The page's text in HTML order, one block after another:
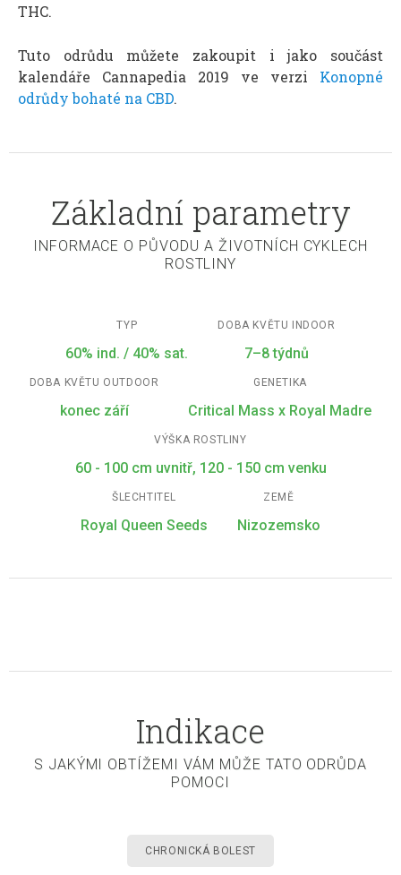
THC.
Tuto odrůdu můžete zakoupit i jako součást
kalendáře Cannapedia 2019 ve verzi Konopné
odrůdy bohaté na CBD.
Základní parametry
INFORMACE O PŮVODU A ŽIVOTNÍCH CYKLECH
ROSTLINY
TYP
60% ind. / 40% sat.
DOBA KVĚTU INDOOR
7–8 týdnů
DOBA KVĚTU OUTDOOR
konec září
GENETIKA
Critical Mass x Royal Madre
VÝŠKA ROSTLINY
60 - 100 cm uvnitř, 120 - 150 cm venku
ŠLECHTITEL
Royal Queen Seeds
ZEMĚ
Nizozemsko
Indikace
S JAKÝMI OBTÍŽEMI VÁM MŮŽE TATO ODRŮDA
POMOCI
CHRONICKÁ BOLEST